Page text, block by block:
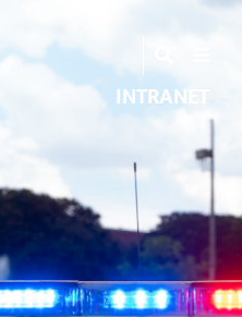
INTRANET